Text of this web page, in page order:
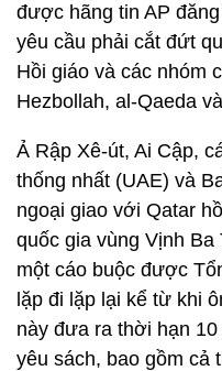
được hãng tin AP
yêu cầu phải cắt đứt
Hồi giáo và các nhóm
Hezbollah, al-Qaeda
Ả Rập Xê-út, Ai Cập,
thống nhất (UAE) và
ngoại giao với Qatar
quốc gia vùng Vịnh
một cáo buộc được
lặp đi lặp lại kể từ khi
này đưa ra thời hạn
yêu sách, bao gồm cả